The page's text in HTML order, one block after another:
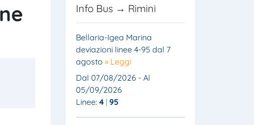
Info Bus → Rimini
Bellaria-Igea Marina
deviazioni linee 4-95 dal 7
agosto » Leggi
Dal 07/08/2026 - Al
05/09/2026
Linee: 4 95